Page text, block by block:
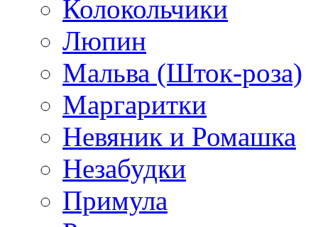
Колокольчики
Люпин
Мальва (Шток-роза)
Маргаритки
Невяник и Ромашка
Незабудки
Примула